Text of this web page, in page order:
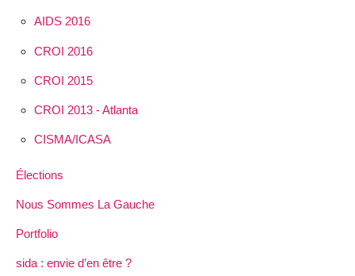
AIDS 2016
CROI 2016
CROI 2015
CROI 2013 - Atlanta
CISMA/ICASA
Élections
Nous Sommes La Gauche
Portfolio
sida : envie d’en être ?